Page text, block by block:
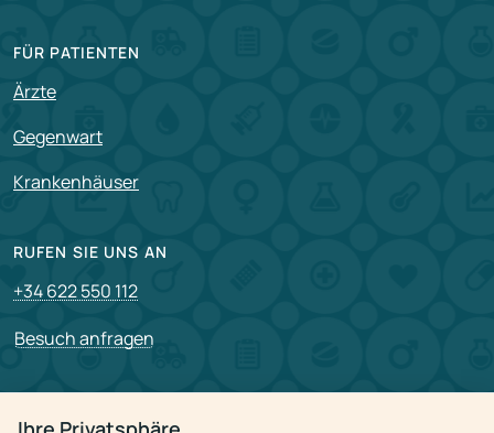
FÜR PATIENTEN
Ärzte
Gegenwart
Krankenhäuser
RUFEN SIE UNS AN
+34 622 550 112
Besuch anfragen